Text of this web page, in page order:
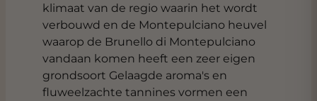
klimaat van de regio waarin het wordt
verbouwd en de Montepulciano heuvel
waarop de Brunello di Montepulciano
vandaan komen heeft een zeer eigen
grondsoort Gelaagde aroma's en
fluweelzachte tannines vormen een